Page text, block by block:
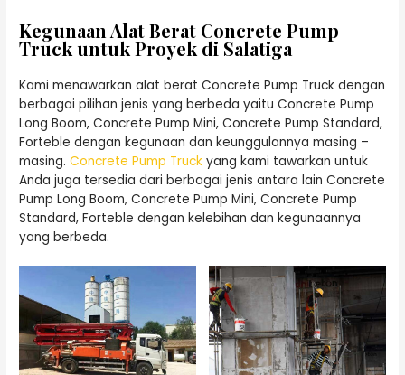
Kegunaan Alat Berat Concrete Pump
Truck untuk Proyek di Salatiga
Kami menawarkan alat berat Concrete Pump Truck dengan
berbagai pilihan jenis yang berbeda yaitu Concrete Pump
Long Boom, Concrete Pump Mini, Concrete Pump Standard,
Forteble dengan kegunaan dan keunggulannya masing –
masing.Concrete Pump Truck yang kami tawarkan untuk
Anda juga tersedia dari berbagai jenis antara lain Concrete
Pump Long Boom, Concrete Pump Mini, Concrete Pump
Standard, Forteble dengan kelebihan dan kegunaannya
yang berbeda.